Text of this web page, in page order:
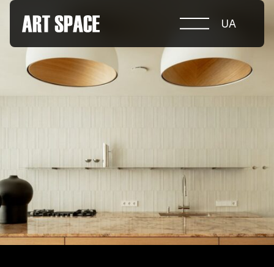
ПРО КОНКУРС
НОМІНАЦІЇ
ПРОЄКТИ 2026
НОМІНАНТИ 2025
ПЕРЕМОЖЦІ 2025
КОНТАКТИ
а.harusova@gmail.com
© 2025 Wmaax Studio
UA